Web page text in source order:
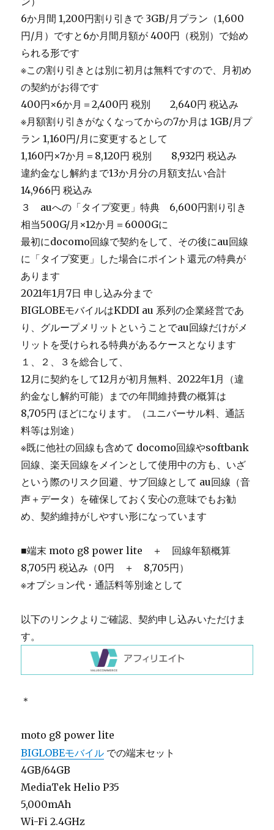
6か月間 1,200円割り引きで 3GB/月プラン（1,600
円/月）ですと6か月間月額が 400円（税別）で始め
られる形です
※この割り引きとは別に初月は無料ですので、月初め
の契約がお得です
400円×6か月＝2,400円 税別 2,640円 税込み
※月額割り引きがなくなってからの7か月は 1GB/月プ
ラン 1,160円/月に変更するとして
1,160円×7か月＝8,120円 税別 8,932円 税込み
違約金なし解約まで13か月分の月額支払い合計
14,966円 税込み
３ auへの「タイプ変更」特典 6,600円割り引き
相当500G/月×12か月＝6000Gに
最初にdocomo回線で契約をして、その後にau回線
に「タイプ変更」した場合にポイント還元の特典が
あります
2021年1月7日 申し込み分まで
BIGLOBEモバイルはKDDI au 系列の企業経営であ
り、グループメリットということでau回線だけがメ
リットを受けられる特典があるケースとなります
１、２、３を総合して、
12月に契約をして12月が初月無料、2022年1月（違
約金なし解約可能）までの年間維持費の概算は
8,705円 ほどになります。（ユニバーサル料、通話
料等は別途）
※既に他社の回線も含めて docomo回線やsoftbank
回線、楽天回線をメインとして使用中の方も、いざ
という際のリスク回避、サブ回線として au回線（音
声＋データ）を確保しておく安心の意味でもお勧
め、契約維持がしやすい形になっています
■端末 moto g8 power lite ＋ 回線年額概算
8,705円 税込み（0円 ＋ 8,705円）
※オプション代・通話料等別途として
以下のリンクよりご確認、契約申し込みいただけま
す。
＊
moto g8 power lite
BIGLOBEモバイル での端末セット
4GB/64GB
MediaTek Helio P35
5,000mAh
Wi-Fi 2.4GHz